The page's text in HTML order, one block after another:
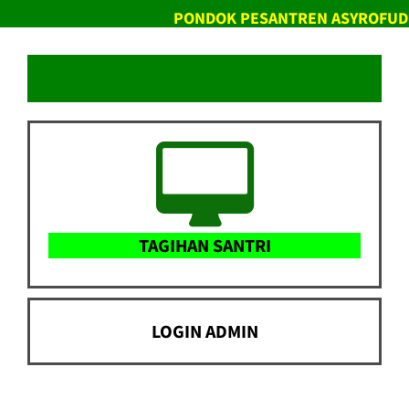
PONDOK PESANTREN
TAGIHAN SANTRI
LOGIN ADMIN